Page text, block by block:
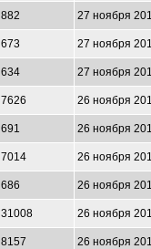
882 27 ноября
673 27 ноября
634 27 ноября
7626 26 ноября
691 26 ноября
7014 26 ноября
686 26 ноября
31008 26 ноября
8157 26 ноября